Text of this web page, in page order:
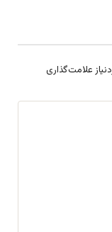
علامت‌گذاری